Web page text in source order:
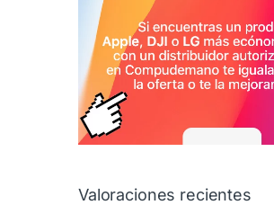
Valoraciones recientes